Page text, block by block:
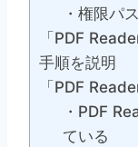
・権限パ
「PDF
手順を説明
「PDF
・PDF
ている